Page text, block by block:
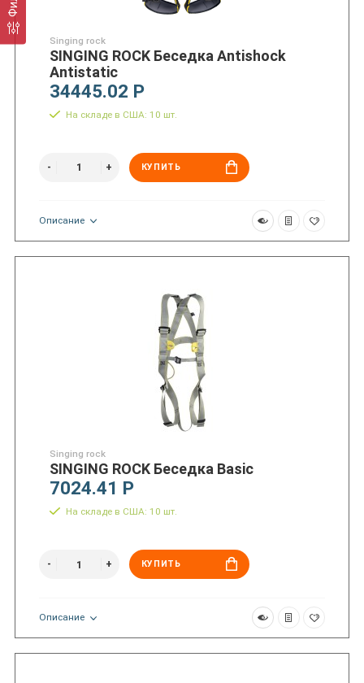
Singing rock
SINGING ROCK Беседка Antishock
Antistatic
34445.02 Р
На складе в США: 10 шт.
КУПИТЬ
Описание
Singing rock
SINGING ROCK Беседка Basic
7024.41 Р
На складе в США: 10 шт.
КУПИТЬ
Описание